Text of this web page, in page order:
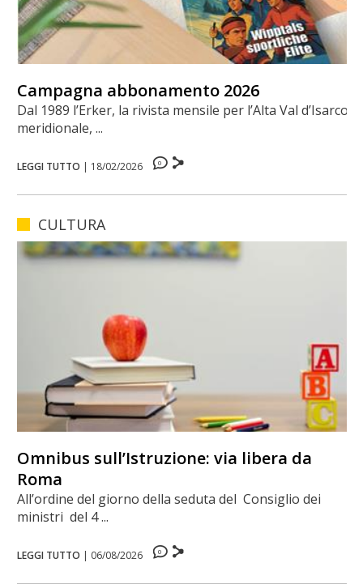
Campagna abbonamento 2026
Dal 1989 l’Erker, la rivista mensile per l’Alta Val d’Isarco
meridionale, ...
LEGGI TUTTO | 18/02/2026 0
CULTURA
Omnibus sull’Istruzione: via libera da
Roma
All’ordine del giorno della seduta del Consiglio dei
ministri del 4 ...
LEGGI TUTTO | 06/08/2026 0